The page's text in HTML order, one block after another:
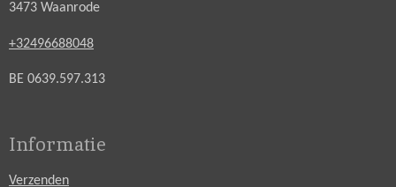
3473 Waanrode
+32496688048
BE 0639.597.313
Informatie
Verzenden